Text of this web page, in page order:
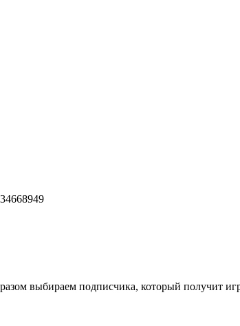
выбираем подписчика, который получит